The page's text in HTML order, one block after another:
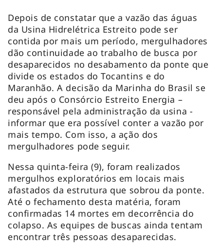
Depois de constatar que a vazão das águas
da Usina Hidrelétrica Estreito pode ser
contida por mais um período, mergulhadores
dão continuidade ao trabalho de busca por
desaparecidos no desabamento da ponte que
divide os estados do Tocantins e do
Maranhão. A decisão da Marinha do Brasil se
deu após o Consórcio Estreito Energia –
responsável pela administração da usina -
informar que era possível conter a vazão por
mais tempo. Com isso, a ação dos
mergulhadores pode seguir.
Nessa quinta-feira (9), foram realizados
mergulhos exploratórios em locais mais
afastados da estrutura que sobrou da ponte.
Até o fechamento desta matéria, foram
confirmadas 14 mortes em decorrência do
colapso. As equipes de buscas ainda tentam
encontrar três pessoas desaparecidas.